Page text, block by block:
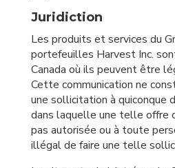
Juridiction
Les produits et services du
portefeuilles Harvest Inc.
Canada où ils peuvent être
Cette communication ne
une sollicitation à quiconque
dans laquelle une telle offre
pas autorisée ou à toute
illégal de faire une telle